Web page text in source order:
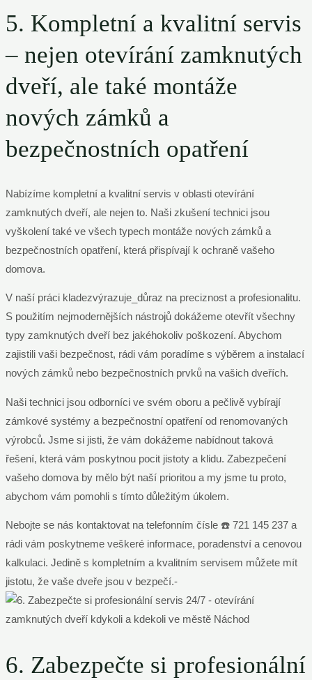
5. Kompletní a kvalitní servis
– nejen otevírání zamknutých
dveří, ale také montáže
nových zámků a
bezpečnostních opatření
Nabízíme kompletní a kvalitní servis v oblasti otevírání
zamknutých dveří, ale nejen to. Naši zkušení technici jsou
vyškolení také ve všech typech montáže nových zámků a
bezpečnostních opatření, která přispívají k ochraně vašeho
domova.
V naší práci kladezvýrazuje_důraz na preciznost a profesionalitu.
S použitím nejmodernějších nástrojů dokážeme otevřít všechny
typy zamknutých dveří bez jakéhokoliv poškození. Abychom
zajistili vaši bezpečnost, rádi vám poradíme s výběrem a instalací
nových zámků nebo bezpečnostních prvků na vašich dveřích.
Naši technici jsou odborníci ve svém oboru a pečlivě vybírají
zámkové systémy a bezpečnostní opatření od renomovaných
výrobců. Jsme si jisti, že vám dokážeme nabídnout taková
řešení, která vám poskytnou pocit jistoty a klidu. Zabezpečení
vašeho domova by mělo být naší prioritou a my jsme tu proto,
abychom vám pomohli s tímto důležitým úkolem.
Nebojte se nás kontaktovat na telefonním čísle ☎️ 721 145 237 a
rádi vám poskytneme veškeré informace, poradenství a cenovou
kalkulaci. Jedině s kompletním a kvalitním servisem můžete mít
jistotu, že vaše dveře jsou v bezpečí.-
6. Zabezpečte si profesionální